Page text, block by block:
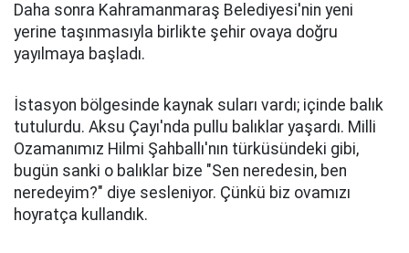
Daha sonra Kahramanmaraş Belediyesi'nin yeni
yerine taşınmasıyla birlikte şehir ovaya doğru
yayılmaya başladı.
İstasyon bölgesinde kaynak suları vardı; içinde balık
tutulurdu. Aksu Çayı'nda pullu balıklar yaşardı. Milli
Ozamanımız Hilmi Şahballı'nın türküsündeki gibi,
bugün sanki o balıklar bize "Sen neredesin, ben
neredeyim?" diye sesleniyor. Çünkü biz ovamızı
hoyratça kullandık.